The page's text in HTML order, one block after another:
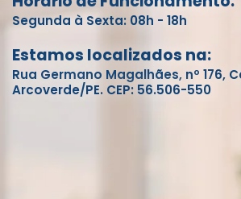
Segunda à Sexta: 08h - 18h
Estamos localizados na:
Rua Germano Magalhães, nº 176,
Arcoverde/PE. CEP: 56.506-550